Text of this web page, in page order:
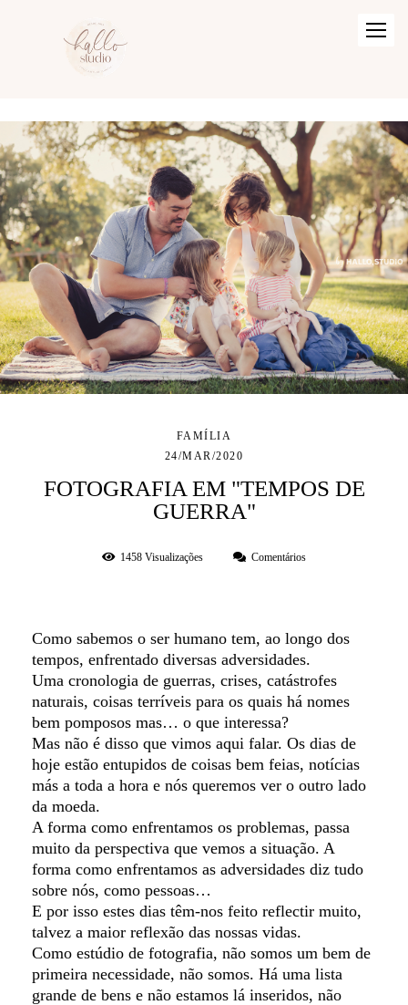
FAMÍLIA
24/MAR/2020
FOTOGRAFIA EM "TEMPOS DE
GUERRA"
1458 Visualizações Comentários
Como sabemos o ser humano tem, ao longo dos
tempos, enfrentado diversas adversidades.
Uma cronologia de guerras, crises, catástrofes
naturais, coisas terríveis para os quais há nomes
bem pomposos mas… o que interessa?
Mas não é disso que vimos aqui falar. Os dias de
hoje estão entupidos de coisas bem feias, notícias
más a toda a hora e nós queremos ver o outro lado
da moeda.
A forma como enfrentamos os problemas, passa
muito da perspectiva que vemos a situação. A
forma como enfrentamos as adversidades diz tudo
sobre nós, como pessoas…
E por isso estes dias têm-nos feito reflectir muito,
talvez a maior reflexão das nossas vidas.
Como estúdio de fotografia, não somos um bem de
primeira necessidade, não somos. Há uma lista
grande de bens e não estamos lá inseridos, não